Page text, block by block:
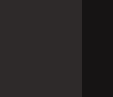
уже сегодня!
лист.